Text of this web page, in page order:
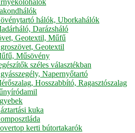
hálók, Uborkahálók
Darázsháló
Geotextil, Műfű
Geotextil
Műsövény
széles választékban
Napernyőtartó
Hosszabbító, Ragasztószalag
kuka
kerti bútortakarók